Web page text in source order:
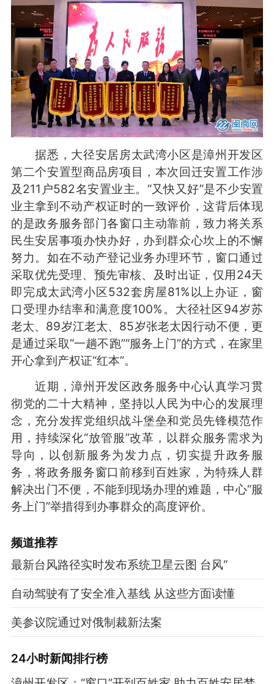
据悉，大径安居房太武湾小区是漳州开发区
第二个安置型商品房项目，本次回迁安置工作涉
及211户582名安置业主。“又快又好”是不少安置
业主拿到不动产权证时的一致评价，这背后体现
的是政务服务部门各窗口主动靠前，致力将关系
民生安居事项办快办好，办到群众心坎上的不懈
努力。如在不动产登记业务办理环节，窗口通过
采取优先受理、预先审核、及时出证，仅用24天
即完成太武湾小区532套房屋81%以上办证，窗
口受理办结率和满意度100%。大径社区94岁苏
老太、89岁江老太、85岁张老太因行动不便，更
是通过采取“一趟不跑”“服务上门”的方式，在家里
开心拿到产权证“红本”。
近期，漳州开发区政务服务中心认真学习贯
彻党的二十大精神，坚持以人民为中心的发展理
念，充分发挥党组织战斗堡垒和党员先锋模范作
用，持续深化“放管服”改革，以群众服务需求为
导向，以创新服务为发力点，切实提升政务服
务，将政务服务窗口前移到百姓家，为特殊人群
解决出门不便，不能到现场办理的难题，中心“服
务上门”举措得到办事群众的高度评价。
频道推荐
最新台风路径实时发布系统卫星云图 台风“
自动驾驶有了安全准入基线 从这些方面读懂
美参议院通过对俄制裁新法案
24小时新闻排行榜